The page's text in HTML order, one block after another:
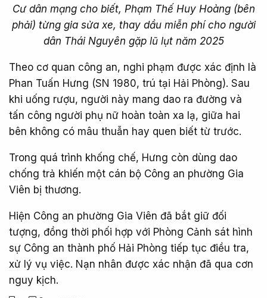
Cư dân mạng cho biết, Phạm Thế Huy Hoàng (bên
phải) từng gia sửa xe, thay dầu miễn phí cho người
dân Thái Nguyên gặp lũ lụt năm 2025
Theo cơ quan công an, nghi phạm được xác định là
Phan Tuấn Hưng (SN 1980, trú tại Hải Phòng). Sau
khi uống rượu, người này mang dao ra đường và
tấn công người phụ nữ hoàn toàn xa lạ, giữa hai
bên không có mâu thuẫn hay quen biết từ trước.
Trong quá trình khống chế, Hưng còn dùng dao
chống trả khiến một cán bộ Công an phường Gia
Viên bị thương.
Hiện Công an phường Gia Viên đã bắt giữ đối
tượng, đồng thời phối hợp với Phòng Cảnh sát hình
sự Công an thành phố Hải Phòng tiếp tục điều tra,
xử lý vụ việc. Nạn nhân được xác nhận đã qua cơn
nguy kịch.